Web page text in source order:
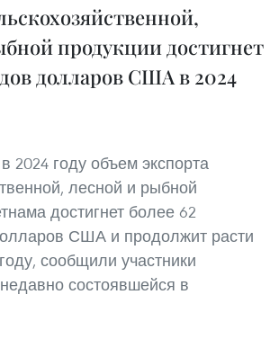
продукции достигнет
долларов США в 2024
2024 году объем экспорта
лесной и рыбной
достигнет более 62
США и продолжит расти
сообщили участники
состоявшейся в